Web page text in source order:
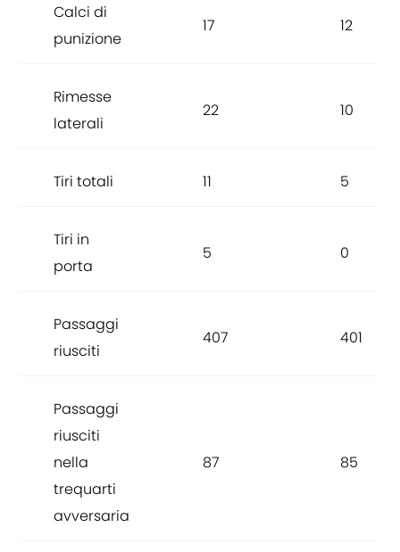
Calci di
punizione
17 12
Rimesse
laterali
22 10
Tiri totali 11 5
Tiri in
porta
5 0
Passaggi
riusciti
407 401
Passaggi
riusciti
nella
trequarti
avversaria
87 85